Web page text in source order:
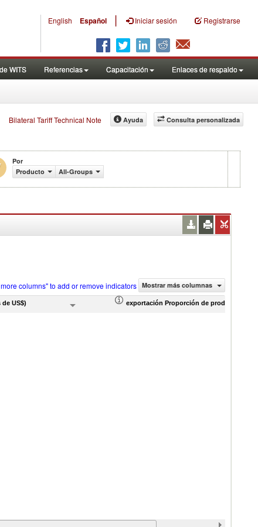
English Español | Iniciar sesión Registrarse
WITS Referencias Capacitación Enlaces de respaldo
Bilateral Tariff Technical Note Consulta personalizada
Ayuda
Por
Producto
All-Groups
columns" to add or remove indicators Mostrar más columnas
US$) exportación Proporción de productos (%)